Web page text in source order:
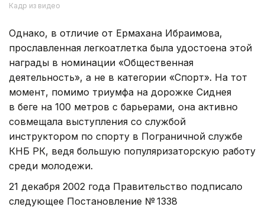
Кадр из видео
Однако, в отличие от Ермахана Ибраимова,
прославленная легкоатлетка была удостоена этой
награды в номинации «Общественная
деятельность», а не в категории «Спорт». На тот
момент, помимо триумфа на дорожке Сиднея
в беге на 100 метров с барьерами, она активно
совмещала выступления со службой
инструктором по спорту в Пограничной службе
КНБ РК, ведя большую популяризаторскую работу
среди молодежи.
21 декабря 2002 года Правительство подписало
следующее Постановление № 1338